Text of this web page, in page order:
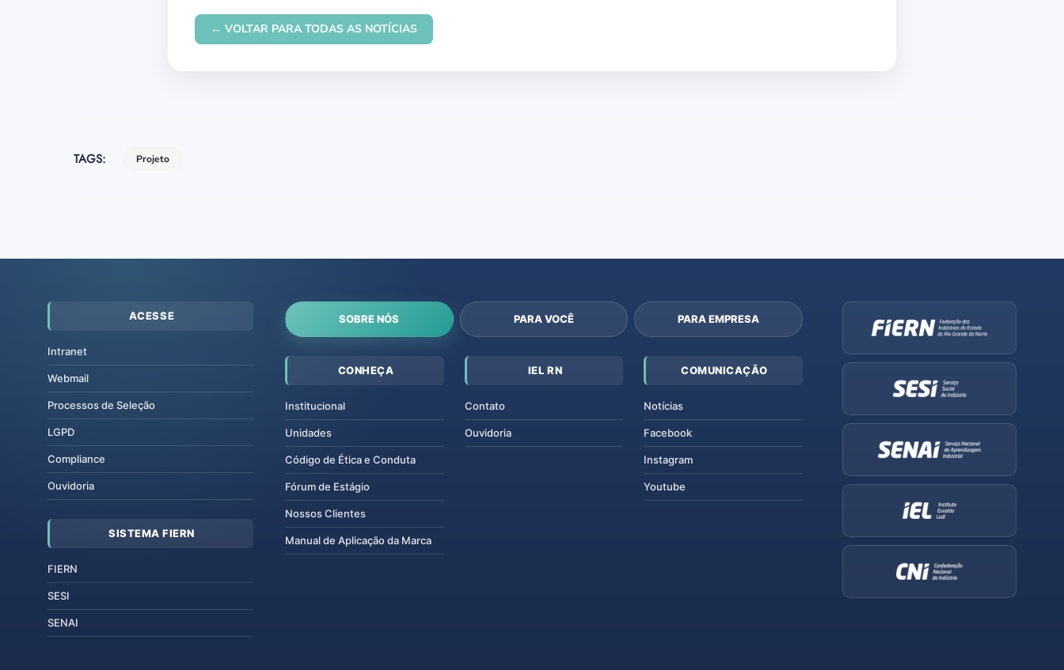
← VOLTAR PARA TODAS AS NOTÍCIAS
TAGS: Projeto
ACESSE
Intranet
Webmail
Processos de Seleção
LGPD
Compliance
Ouvidoria
SISTEMA FIERN
FIERN
SESI
SENAI
SOBRE NÓS PARA VOCÊ PARA EMPRESA
CONHEÇA
Institucional
Unidades
Código de Ética e Conduta
Fórum de Estágio
Nossos Clientes
Manual de Aplicação da Marca
IEL RN
Contato
Ouvidoria
COMUNICAÇÃO
Notícias
Facebook
Instagram
Youtube